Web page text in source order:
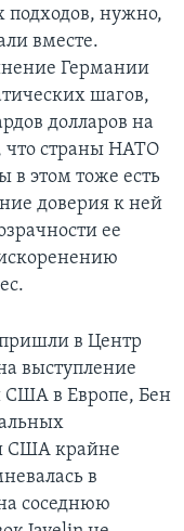
подходов, нужно,
вместе.
Германии
шагов,
долларов на
что страны НАТО
в этом тоже есть
доверия к ней
ее
в Центр
выступление
в Европе, Бен
США крайне
в
соседнюю